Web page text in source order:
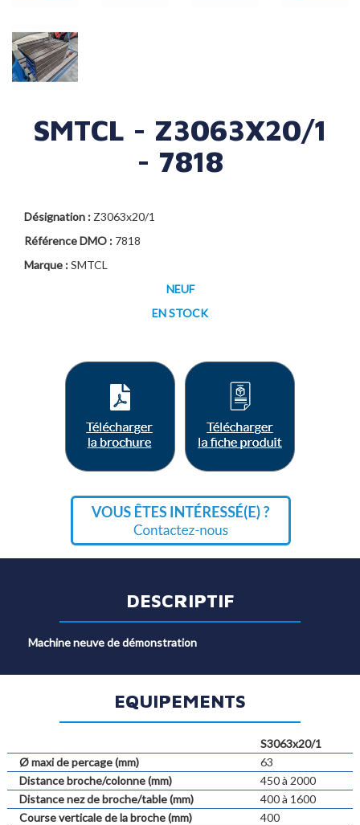
SMTCL - Z3063X20/1
- 7818
Désignation : Z3063x20/1
Référence DMO : 7818
Marque :SMTCL
NEUF
EN STOCK
DESCRIPTIF
Machine neuve de démonstration
EQUIPEMENTS
S3063x20/1
Ø maxi de percage (mm)
63
Distance broche/colonne (mm)
450 à 2000
Distance nez de broche/table (mm)
400 à 1600
Course verticale de la broche (mm)
400